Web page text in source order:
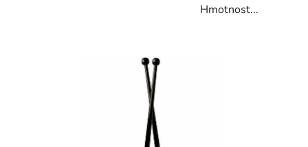
Hmotnost...